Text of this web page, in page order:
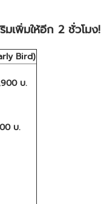
เพิ่มให้อีก 2 ชั่วโมง!
Bird)
บ.
บ.